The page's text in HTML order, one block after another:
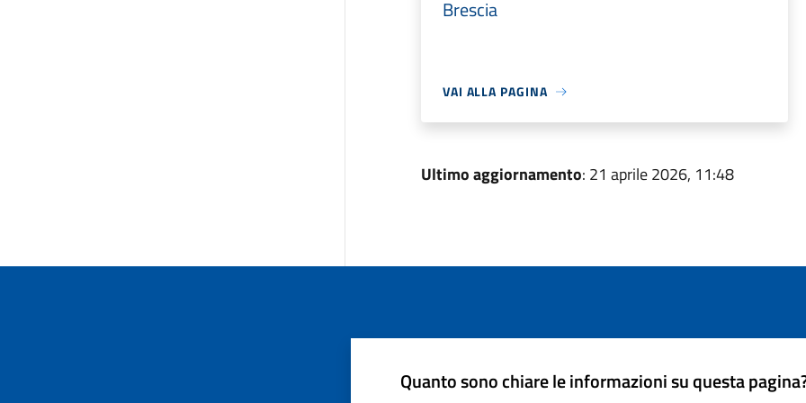
Brescia
VAI ALLA PAGINA
Ultimo aggiornamento: 21 aprile 2026, 11:48
Quanto sono chiare le informazioni su questa